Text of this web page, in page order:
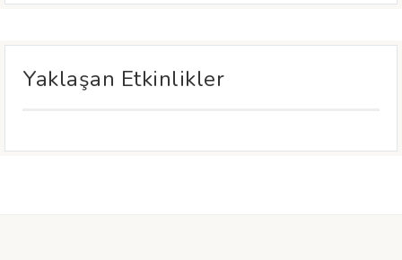
Yaklaşan Etkinlikler